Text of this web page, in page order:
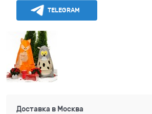
TELEGRAM
Доставка в Москва